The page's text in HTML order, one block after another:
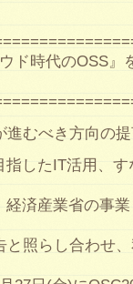
ド時代のOSS』
進むべき方向の
したIT活用、
済産業省の事
と照らし合わせ